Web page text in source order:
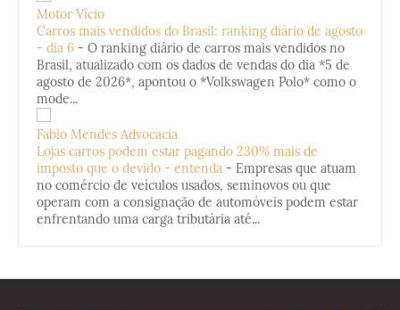
Motor Vício
Carros mais vendidos do Brasil: ranking diário de agosto
- dia 6 - O ranking diário de carros mais vendidos no
Brasil, atualizado com os dados de vendas do dia *5 de
agosto de 2026*, apontou o *Volkswagen Polo* como o
mode...
Fabio Mendes Advocacia
Lojas carros podem estar pagando 230% mais de
imposto que o devido - entenda - Empresas que atuam
no comércio de veículos usados, seminovos ou que
operam com a consignação de automóveis podem estar
enfrentando uma carga tributária até...